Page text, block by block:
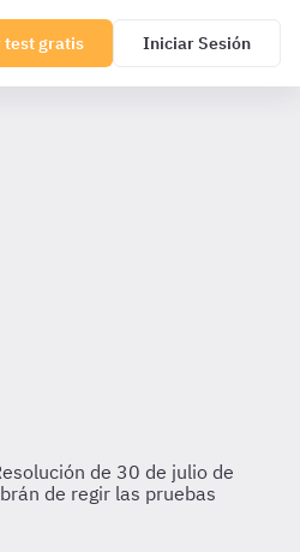
test gratis Iniciar Sesión
de 30 de julio de
de regir las pruebas